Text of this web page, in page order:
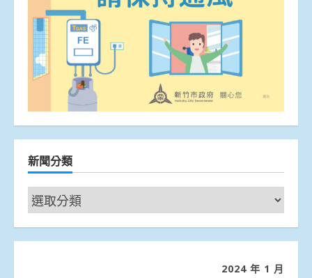
新聞分類
新
聞
分
2024 年 1 月